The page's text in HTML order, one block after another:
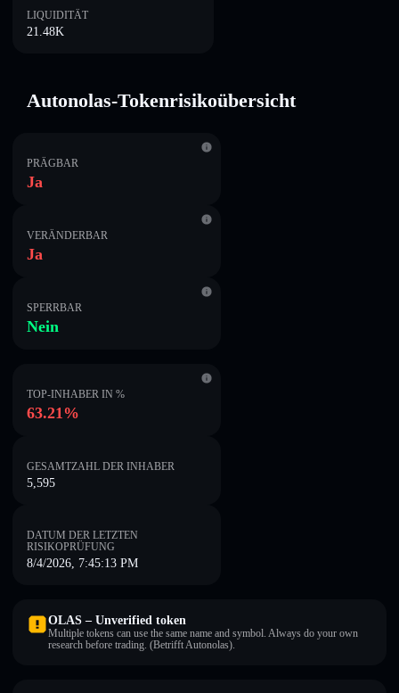
LIQUIDITÄT
21.48K
Autonolas-Tokenrisikoübersicht
PRÄGBAR
Ja
VERÄNDERBAR
Ja
SPERRBAR
Nein
TOP-INHABER IN %
63.21%
GESAMTZAHL DER INHABER
5,595
DATUM DER LETZTEN
RISIKOPRÜFUNG
8/4/2026, 7:45:13 PM
OLAS – Unverified token
Multiple tokens can use the same name and symbol. Always do your own
research before trading. (Betrifft Autonolas).